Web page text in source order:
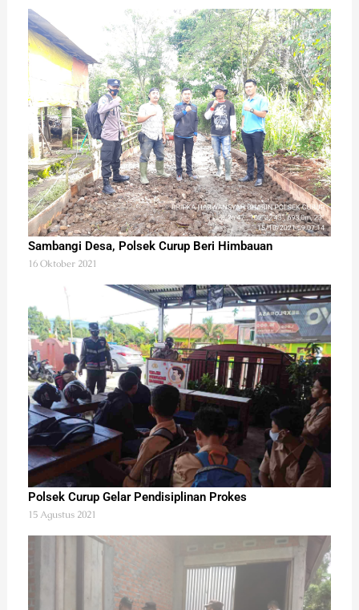
Sambangi Desa, Polsek Curup Beri Himbauan
16 Oktober 2021
Polsek Curup Gelar Pendisiplinan Prokes
15 Agustus 2021